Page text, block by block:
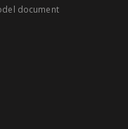
document